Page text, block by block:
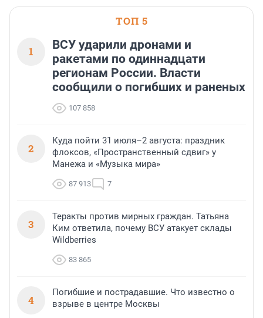
ТОП 5
1
ВСУ ударили дронами и
ракетами по одиннадцати
регионам России. Власти
сообщили о погибших и раненых
107 858
2
Куда пойти 31 июля–2 августа: праздник
флоксов, «Пространственный сдвиг» у
Манежа и «Музыка мира»
87 913 7
3
Теракты против мирных граждан. Татьяна
Ким ответила, почему ВСУ атакует склады
Wildberries
83 865
4
Погибшие и пострадавшие. Что известно о
взрыве в центре Москвы